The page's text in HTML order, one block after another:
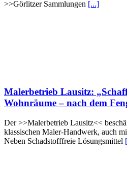
>>Görlitzer Sammlungen [...]
Malerbetrieb Lausitz:
Wohnräume – nach dem
Der >>Malerbetrieb Lausitz<<
klassischen Maler-Handwerk, auch
Neben Schadstofffreie Lösungsmittel